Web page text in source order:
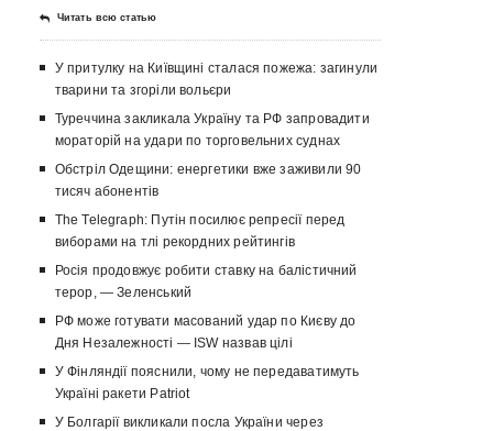
Читать всю статью
У притулку на Київщині сталася пожежа: загинули
тварини та згоріли вольєри
Туреччина закликала Україну та РФ запровадити
мораторій на удари по торговельних суднах
Обстріл Одещини: енергетики вже заживили 90
тисяч абонентів
The Telegraph: Путін посилює репресії перед
виборами на тлі рекордних рейтингів
Росія продовжує робити ставку на балістичний
терор, — Зеленський
РФ може готувати масований удар по Києву до
Дня Незалежності — ISW назвав цілі
У Фінляндії пояснили, чому не передаватимуть
Україні ракети Patriot
У Болгарії викликали посла України через